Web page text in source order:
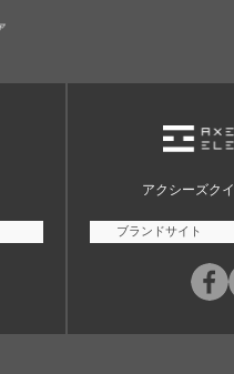
アクシーズク
ブランドサイト